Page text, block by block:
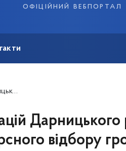
офіційний вебпортал
у 2018 році
відбору